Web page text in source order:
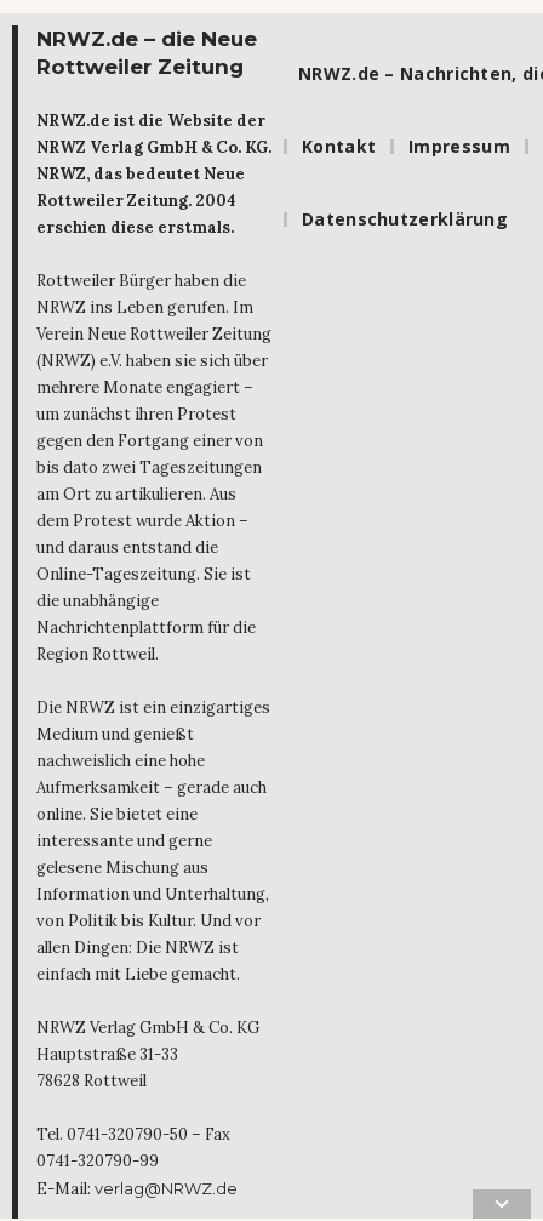
NRWZ.de – die Neue
Rottweiler Zeitung
NRWZ.de ist die Website der
NRWZ Verlag GmbH & Co. KG.
NRWZ, das bedeutet Neue
Rottweiler Zeitung. 2004
erschien diese erstmals.
Rottweiler Bürger haben die
NRWZ ins Leben gerufen. Im
Verein Neue Rottweiler Zeitung
(NRWZ) e.V. haben sie sich über
mehrere Monate engagiert –
um zunächst ihren Protest
gegen den Fortgang einer von
bis dato zwei Tageszeitungen
am Ort zu artikulieren. Aus
dem Protest wurde Aktion –
und daraus entstand die
Online-Tageszeitung. Sie ist
die unabhängige
Nachrichtenplattform für die
Region Rottweil.
Die NRWZ ist ein einzigartiges
Medium und genießt
nachweislich eine hohe
Aufmerksamkeit – gerade auch
online. Sie bietet eine
interessante und gerne
gelesene Mischung aus
Information und Unterhaltung,
von Politik bis Kultur. Und vor
allen Dingen: Die NRWZ ist
einfach mit Liebe gemacht.
NRWZ Verlag GmbH & Co. KG
Hauptstraße 31-33
78628 Rottweil
Tel. 0741-320790-50 – Fax
0741-320790-99
E-Mail: verlag@NRWZ.de
NRWZ.de – Nachrichten,
Kontakt Impressum
Datenschutzerklärung